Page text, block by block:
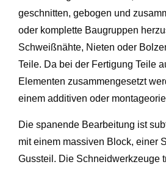
geschnitten, gebogen und
oder komplette Baugruppen
Schweißnähte, Nieten oder
Teile. Da bei der Fertigung Teile
Elementen zusammengesetzt
einem additiven oder
Die spanende Bearbeitung ist
mit einem massiven Block, einer
Gussteil. Die Schneidwerkzeuge